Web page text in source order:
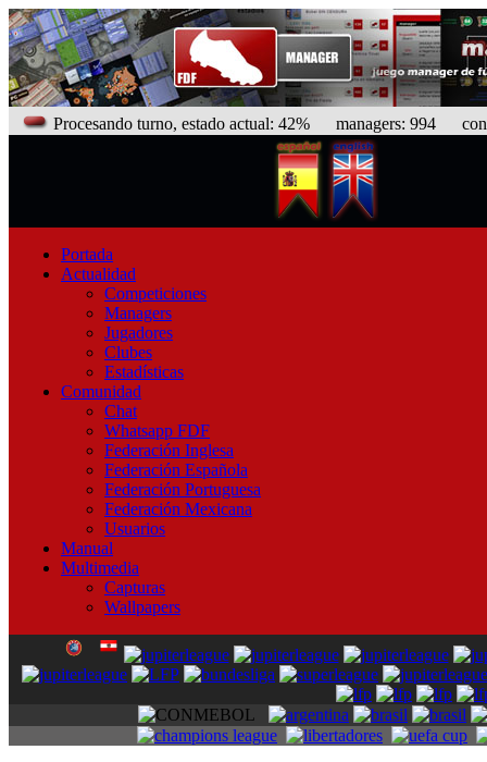
Procesando turno, estado actual: 42% managers: 994 con
Portada
Actualidad
Competiciones
Managers
Jugadores
Clubes
Estadísticas
Comunidad
Chat
Whatsapp FDF
Federación Inglesa
Federación Española
Federación Portuguesa
Federación Mexicana
Usuarios
Manual
Multimedia
Capturas
Wallpapers